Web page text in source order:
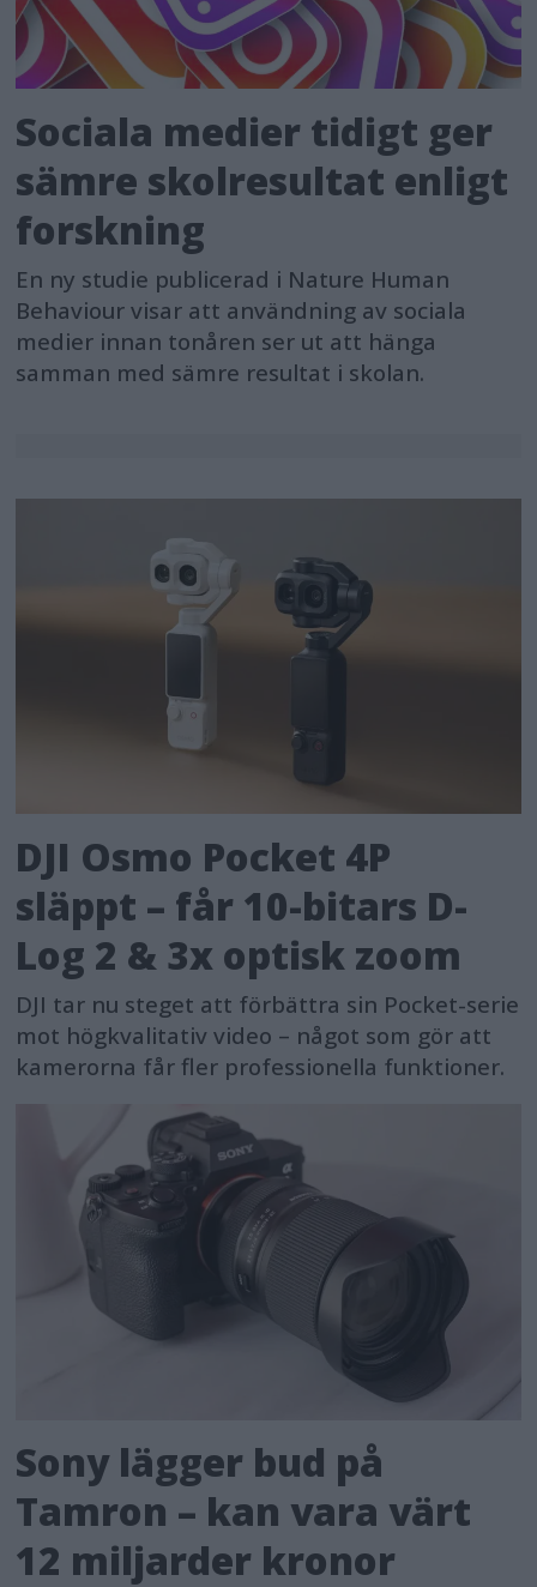
Sociala medier tidigt ger
sämre skolresultat enligt
forskning
En ny studie publicerad i Nature Human
Behaviour visar att användning av sociala
medier innan tonåren ser ut att hänga
samman med sämre resultat i skolan.
DJI Osmo Pocket 4P
släppt – får 10-bitars D-
Log 2 & 3x optisk zoom
DJI tar nu steget att förbättra sin Pocket-serie
mot högkvalitativ video – något som gör att
kamerorna får fler professionella funktioner.
Sony lägger bud på
Tamron – kan vara värt
12 miljarder kronor